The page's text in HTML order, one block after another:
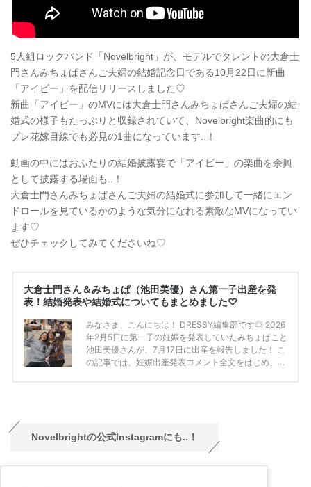
5人組ロックバンド「Novelbright」が、モデルでタレントの大倉士
門さんみちょぱさんご夫婦の結婚記念日である10月22日に新曲
「アイビー」を配信リリースしました♡
新曲「アイビー」のMVには大倉士門さんみちょぱさんご夫婦の結
婚式の様子もたっぷりと収録されていて、Novelbright楽曲的にも
プレ花嫁目線でも必見の1曲になっています..！
動画の中にはおふたりの結婚披露宴で「アイビー」の楽曲を余興
として披露する場面も..！
大倉士門さんみちょぱさんご夫婦の結婚式に参加して一緒にエン
ドロールを見ているかのような気分になれる素敵なMVになってい
ます♡
ぜひチェックしてみてくださいね♡
Novelbrightの公式Instagramにも..！